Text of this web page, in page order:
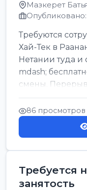
Мазкерет
Опубликовано:
Требуются
Хай-Тек в
Нетании туда и
mdash;
смены.
для всех...
86 просмотров
Требуется
занятость